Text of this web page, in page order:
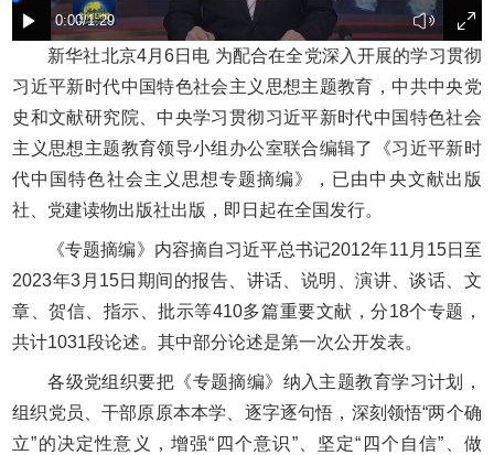
新华社北京4月6日电 为配合在全党深入开展的学习贯彻
习近平新时代中国特色社会主义思想主题教育，中共中央党
史和文献研究院、中央学习贯彻习近平新时代中国特色社会
主义思想主题教育领导小组办公室联合编辑了《习近平新时
代中国特色社会主义思想专题摘编》，已由中央文献出版
社、党建读物出版社出版，即日起在全国发行。
《专题摘编》内容摘自习近平总书记2012年11月15日至
2023年3月15日期间的报告、讲话、说明、演讲、谈话、文
章、贺信、指示、批示等410多篇重要文献，分18个专题，
共计1031段论述。其中部分论述是第一次公开发表。
各级党组织要把《专题摘编》纳入主题教育学习计划，
组织党员、干部原原本本学、逐字逐句悟，深刻领悟“两个确
立”的决定性意义，增强“四个意识”、坚定“四个自信”、做